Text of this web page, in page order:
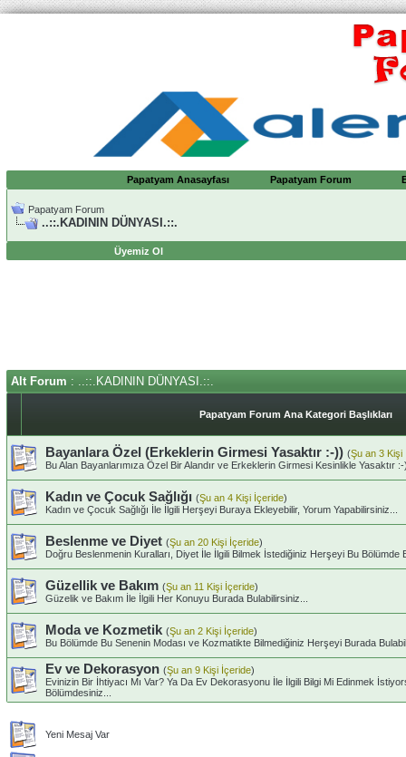
Papatyam Anasayfası Papatyam Forum
Papatyam Forum
..::.KADININ DÜNYASI.::.
Üyemiz Ol
Alt Forum : ..::.KADININ DÜNYASI.::.
Papatyam Forum Ana Kategori Başlıkları
Bayanlara Özel (Erkeklerin Girmesi Yasaktır :-)) (Şu an 3 Kişi
Bu Alan Bayanlarımıza Özel Bir Alandır ve Erkeklerin Girmesi Kesinlikle Yasaktır :-
Kadın ve Çocuk Sağlığı (Şu an 4 Kişi İçeride)
Kadın ve Çocuk Sağlığı İle İlgili Herşeyi Buraya Ekleyebilir, Yorum Yapabilirsiniz...
Beslenme ve Diyet (Şu an 20 Kişi İçeride)
Doğru Beslenmenin Kuralları, Diyet İle İlgili Bilmek İstediğiniz Herşeyi Bu Bölümde
Güzellik ve Bakım (Şu an 11 Kişi İçeride)
Güzelik ve Bakım İle İlgili Her Konuyu Burada Bulabilirsiniz...
Moda ve Kozmetik (Şu an 2 Kişi İçeride)
Bu Bölümde Bu Senenin Modası ve Kozmatikte Bilmediğiniz Herşeyi Burada
Ev ve Dekorasyon (Şu an 9 Kişi İçeride)
Evinizin Bir İhtiyacı Mı Var? Ya Da Ev Dekorasyonu İle İlgili Bilgi Mi Edinmek
Bölümdesiniz...
Yeni Mesaj Var